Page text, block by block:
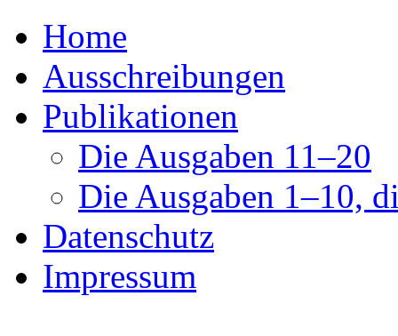
Haller @ p.machinery
to
contentHome
Ausschreibungen
Publikationen
Die Ausgaben 11–20
Die Ausgaben 1–10,
Datenschutz
Impressum